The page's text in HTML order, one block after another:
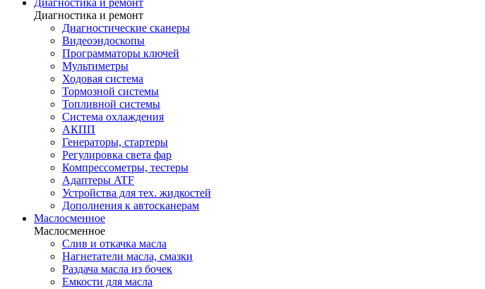
Диагностика и ремонт
Диагностика и ремонт
Диагностические сканеры
Видеоэндоскопы
Программаторы ключей
Мультиметры
Ходовая система
Тормозной системы
Топливной системы
Система охлаждения
АКПП
Генераторы, стартеры
Регулировка света фар
Компрессометры, тестеры
Адаптеры ATF
Устройства для тех. жидкостей
Дополнения к автосканерам
Маслосменное
Маслосменное
Слив и откачка масла
Нагнетатели масла, смазки
Раздача масла из бочек
Емкости для масла